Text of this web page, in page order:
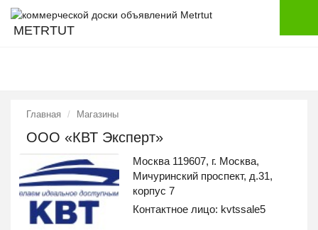
METRTUT
Главная Магазины
ООО «КВТ Эксперт»
Москва 119607, г. Москва,
Мичуринский проспект, д.31,
корпус 7
Контактное лицо: kvtssale5